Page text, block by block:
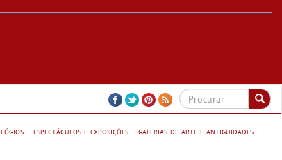
espectáculos e exposições
galerias de arte e antiguidades